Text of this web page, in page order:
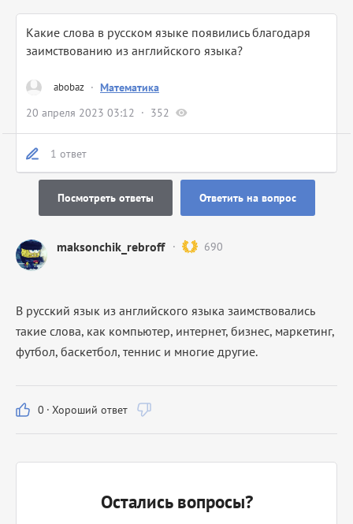
abobaz · Математика
20 апреля 2023 03:12
352
Какие слова в русском языке появились благодаря
заимствованию из английского языка?
1 ответ
Посмотреть ответы Ответить на вопрос
maksonchik_rebroff 690
В русский язык из английского языка заимствовались
такие слова, как компьютер, интернет, бизнес, маркетинг,
футбол, баскетбол, теннис и многие другие.
0 · Хороший ответ
Остались вопросы?